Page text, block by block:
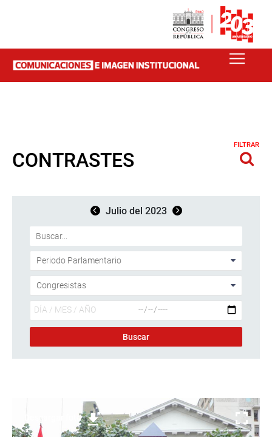
CONTRASTES
FILTRAR
Julio del 2023
Descargar foto